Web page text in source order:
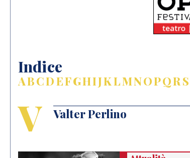
Indice
ABCDEFGHIJKLMNOPQRS
V Valter Perlino